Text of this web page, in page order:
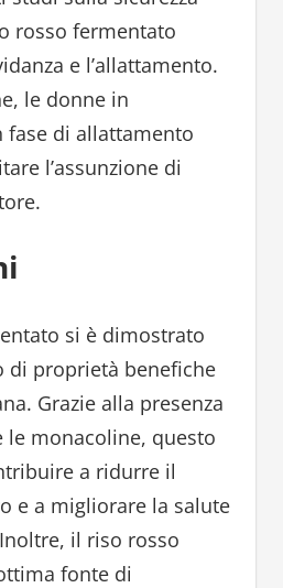
rosso fermentato
e l’allattamento.
le donne in
fase di allattamento
l’assunzione di
si è dimostrato
di proprietà benefiche
Grazie alla presenza
le monacoline, questo
a ridurre il
e a migliorare la salute
il riso rosso
fonte di